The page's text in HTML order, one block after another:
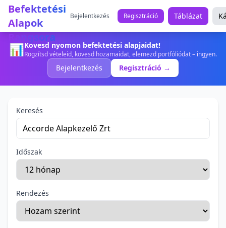
Befektetési
Alapok
Rangsora
Bejelentkezés Regisztráció Táblázat
📊Kövesd nyomon befektetési alapjaidat!
Rögzítsd vételeid, kövesd hozamaidat, elemezd portfóliódat – ingyen.
Bejelentkezés Regisztráció →
Keresés
Időszak
Rendezés